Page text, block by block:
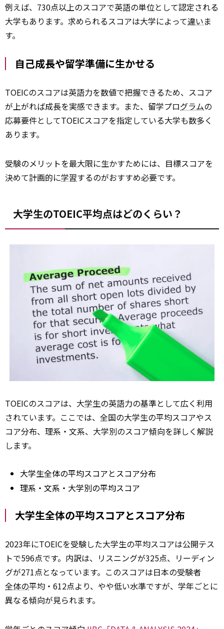
例えば、730点以上のスコアで英語の単位として認定される
大学もあります。求められるスコアは大学によって違いま
す。
自己成長や留学準備に生かせる
TOEICのスコアは英語力を数値で把握できるため、スコア
が上がれば成長を実感できます。また、留学プログラムの
応募要件としてTOEICスコアを指定している大学も数多く
あります。
受験のメリットを最大限に生かすためには、目標スコアを
決めて計画的に学習するのがおすすめ必要です。
大学生のTOEIC平均点はどのくらい？
TOEICのスコアは、大学生の英語力の基準として広く利用
されています。ここでは、全国の大学生の平均スコアやス
コア分布、理系・文系、大学別のスコア傾向を詳しく解説
します。
大学生全体の平均スコアとスコア分布
理系・文系・大学別の平均スコア
大学生全体の平均スコアとスコア分布
2023年にTOEICを受験した大学生の平均スコアは公開テス
トで596点です。内訳は、リスニングが325点、リーディン
グが271点となっています。このスコアは日本の受験者
全体の平均・612点より、やや低い水準ですが、学年ごとに
異なる傾向が見られます。